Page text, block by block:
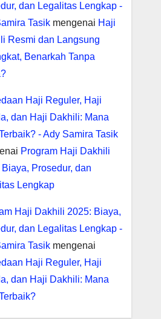
dan Legalitas Lengkap -
Tasikmengenai Haji
Resmi dan Langsung
Benarkah Tanpa
Haji Reguler, Haji
dan Haji Dakhili: Mana
- Ady Samira Tasik
Program Haji Dakhili
Biaya, Prosedur, dan
Lengkap
Haji Dakhili 2025: Biaya,
dan Legalitas Lengkap -
Tasikmengenai
Haji Reguler, Haji
dan Haji Dakhili: Mana